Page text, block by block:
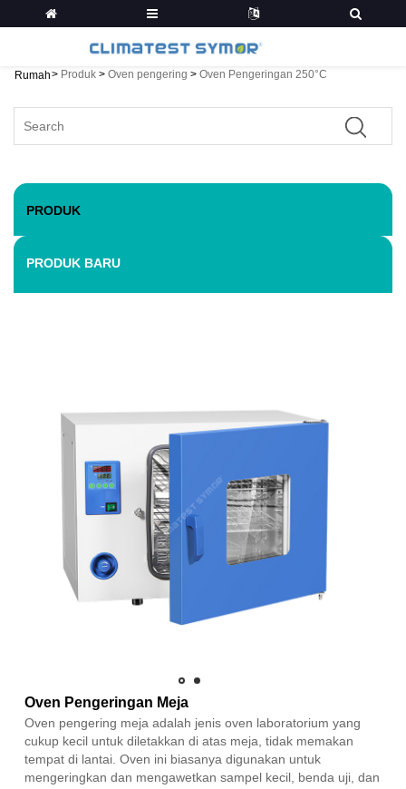
Rumah> Produk > Oven pengering > Oven Pengeringan 250°C
PRODUK
PRODUK BARU
Oven Pengeringan Meja
Oven pengering meja adalah jenis oven laboratorium yang
cukup kecil untuk diletakkan di atas meja, tidak memakan
tempat di lantai. Oven ini biasanya digunakan untuk
mengeringkan dan mengawetkan sampel kecil, benda uji, dan